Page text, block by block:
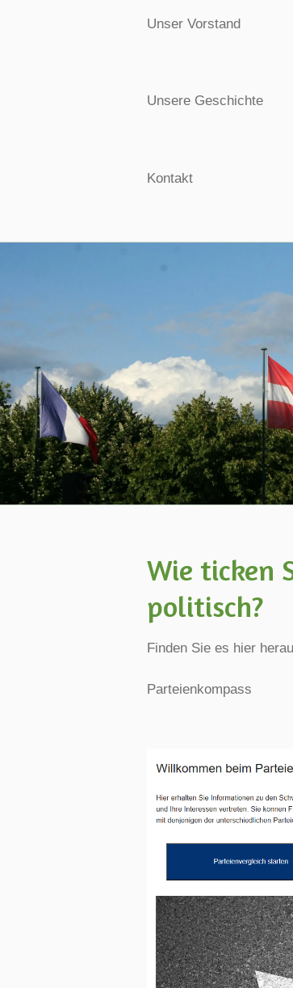
Unser Vorstand
Unsere Geschichte
Kontakt
Wie ticken
politisch?
Finden Sie es hier
Parteienkompass